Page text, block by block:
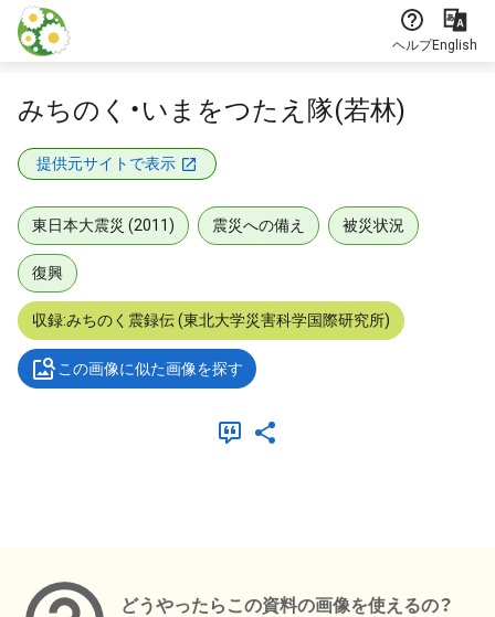
本文に飛ぶ
ヘルプEnglish
みちのく・いまをつたえ隊(若林)
提供元サイトで表示
東日本大震災 (2011) 震災への備え 被災状況
復興
収録:みちのく震録伝 (東北大学災害科学国際研究所)
この画像に似た画像を探す
どうやったらこの資料の画像を使えるの？